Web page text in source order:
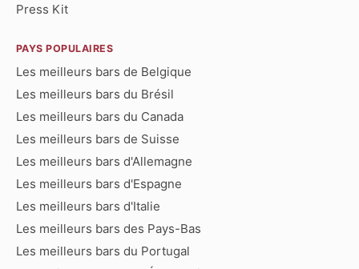
Press Kit
PAYS POPULAIRES
Les meilleurs bars de Belgique
Les meilleurs bars du Brésil
Les meilleurs bars du Canada
Les meilleurs bars de Suisse
Les meilleurs bars d'Allemagne
Les meilleurs bars d'Espagne
Les meilleurs bars d'Italie
Les meilleurs bars des Pays-Bas
Les meilleurs bars du Portugal